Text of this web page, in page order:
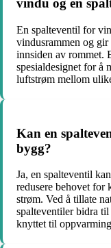
vindu og en
En spalteventil for
vindusrammen og
innsiden av rommet.
spesialdesignet for å
luftstrøm mellom
Kan en
bygg?
Ja, en spalteventil
redusere behovet for
strøm. Ved å tillate
spalteventiler bidra
knyttet til